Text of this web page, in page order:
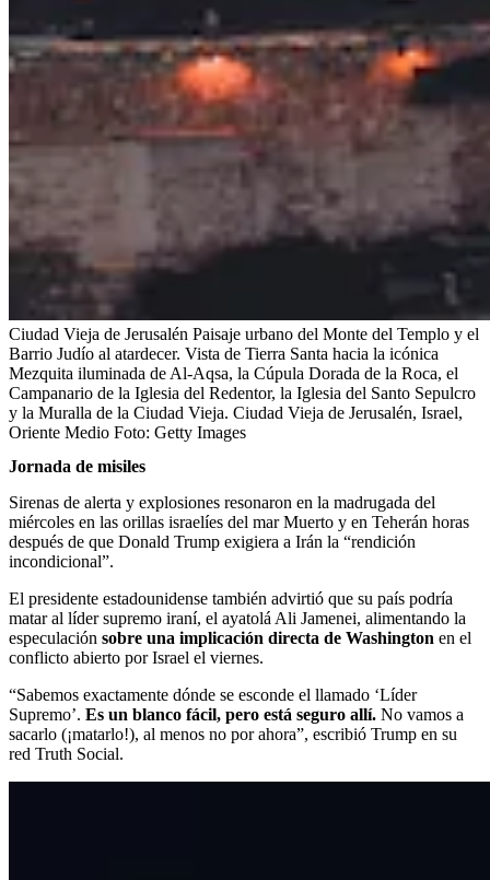
Ciudad Vieja de Jerusalén Paisaje urbano del Monte del Templo y el
Barrio Judío al atardecer. Vista de Tierra Santa hacia la icónica
Mezquita iluminada de Al-Aqsa, la Cúpula Dorada de la Roca, el
Campanario de la Iglesia del Redentor, la Iglesia del Santo Sepulcro
y la Muralla de la Ciudad Vieja. Ciudad Vieja de Jerusalén, Israel,
Oriente Medio Foto: Getty Images
Jornada de misiles
Sirenas de alerta y explosiones resonaron en la madrugada del
miércoles en las orillas israelíes del mar Muerto y en Teherán horas
después de que Donald Trump exigiera a Irán la “rendición
incondicional”.
El presidente estadounidense también advirtió que su país podría
matar al líder supremo iraní, el ayatolá Ali Jamenei, alimentando la
especulación sobre una implicación directa de Washington en el
conflicto abierto por Israel el viernes.
“Sabemos exactamente dónde se esconde el llamado ‘Líder
Supremo’. Es un blanco fácil, pero está seguro allí. No vamos a
sacarlo (¡matarlo!), al menos no por ahora”, escribió Trump en su
red Truth Social.